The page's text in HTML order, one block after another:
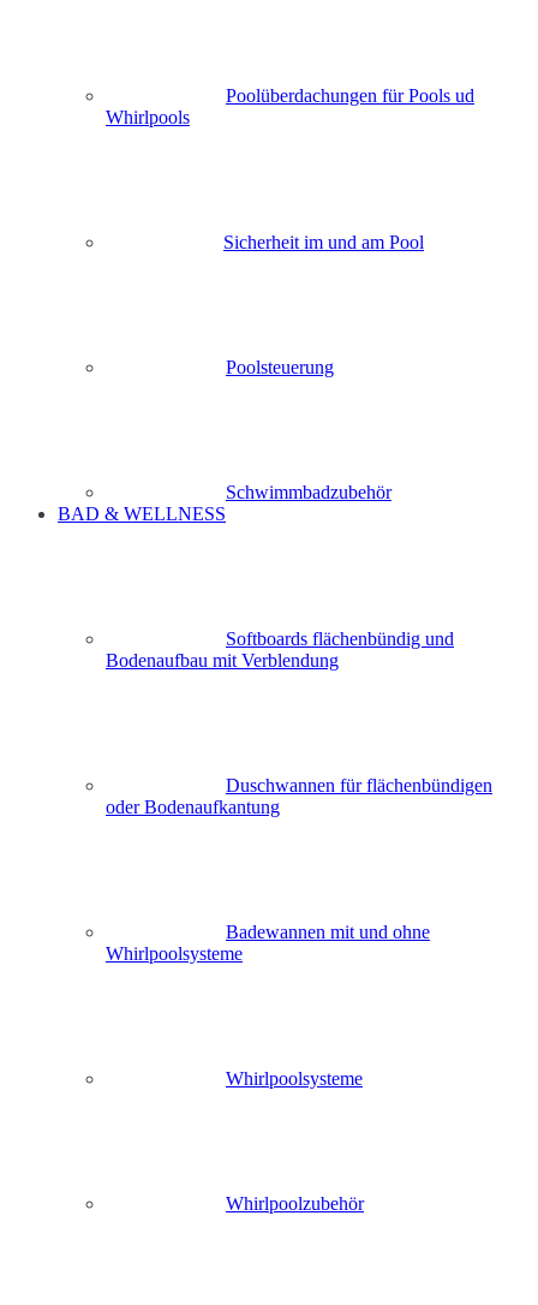
Poolüberdachungen für Pools ud
Whirlpools
Sicherheit im und am Pool
Poolsteuerung
Schwimmbadzubehör
BAD & WELLNESS
Softboards flächenbündig und
Bodenaufbau mit Verblendung
Duschwannen für flächenbündigen
oder Bodenaufkantung
Badewannen mit und ohne
Whirlpoolsysteme
Whirlpoolsysteme
Whirlpoolzubehör